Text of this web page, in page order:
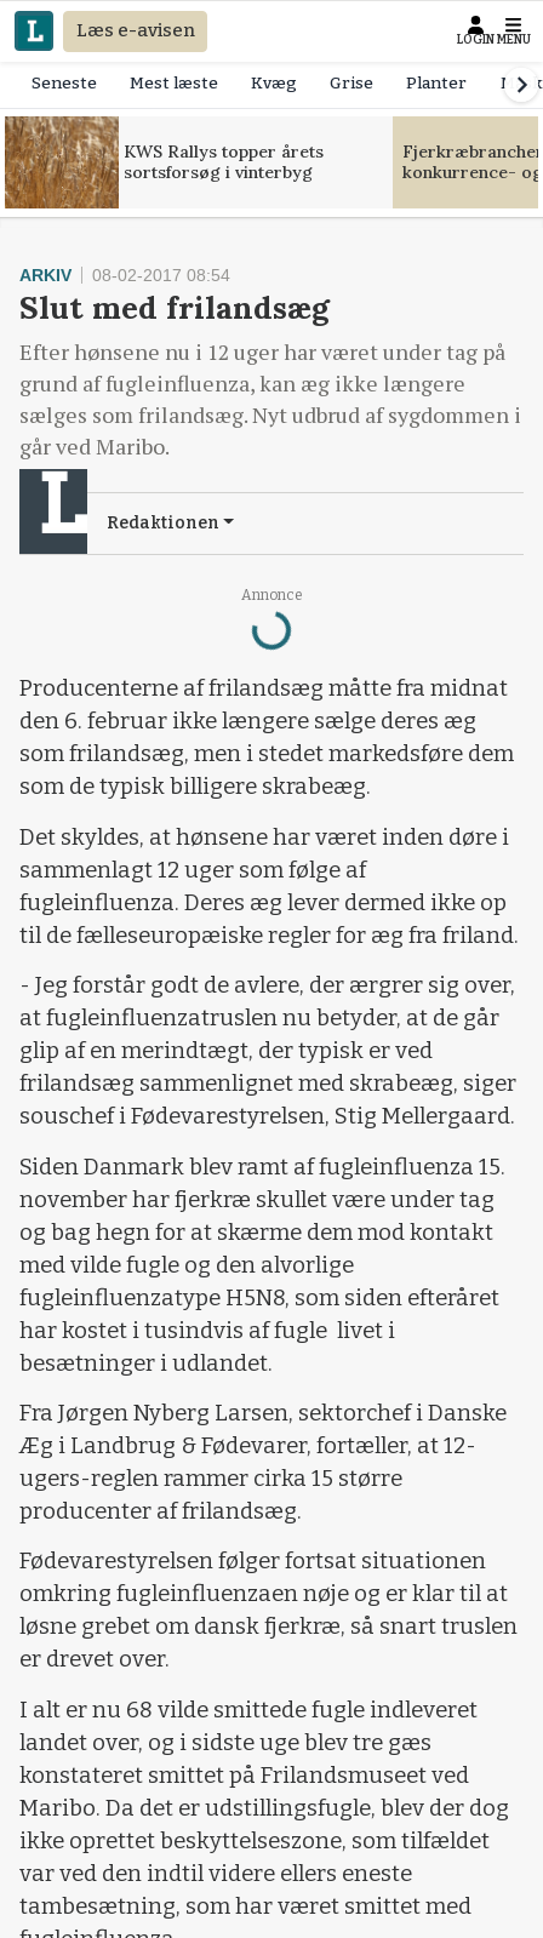
Læs e-avisen LOGIN MENU
Seneste Mest læste Kvæg Grise Planter
KWS Rallys topper årets
sortsforsøg i vinterbyg
konkurrence-
Annonce
Loading...
ARKIV 08-02-2017 08:54
Slut med frilandsæg
Efter hønsene nu i 12 uger har været under tag på
grund af fugleinfluenza, kan æg ikke længere
sælges som frilandsæg. Nyt udbrud af sygdommen i
går ved Maribo.
Redaktionen
Producenterne af frilandsæg måtte fra midnat
den 6. februar ikke længere sælge deres æg
som frilandsæg, men i stedet markedsføre dem
som de typisk billigere skrabeæg.
Det skyldes, at hønsene har været inden døre i
sammenlagt 12 uger som følge af
fugleinfluenza. Deres æg lever dermed ikke op
til de fælleseuropæiske regler for æg fra friland.
- Jeg forstår godt de avlere, der ærgrer sig over,
at fugleinfluenzatruslen nu betyder, at de går
glip af en merindtægt, der typisk er ved
frilandsæg sammenlignet med skrabeæg, siger
souschef i Fødevarestyrelsen, Stig Mellergaard.
Siden Danmark blev ramt af fugleinfluenza 15.
november har fjerkræ skullet være under tag
og bag hegn for at skærme dem mod kontakt
med vilde fugle og den alvorlige
fugleinfluenzatype H5N8, som siden efteråret
har kostet i tusindvis af fugle livet i
besætninger i udlandet.
Fra Jørgen Nyberg Larsen, sektorchef i Danske
Æg i Landbrug & Fødevarer, fortæller, at 12-
ugers-reglen rammer cirka 15 større
producenter af frilandsæg.
Fødevarestyrelsen følger fortsat situationen
omkring fugleinfluenzaen nøje og er klar til at
løsne grebet om dansk fjerkræ, så snart truslen
er drevet over.
I alt er nu 68 vilde smittede fugle indleveret
landet over, og i sidste uge blev tre gæs
konstateret smittet på Frilandsmuseet ved
Maribo. Da det er udstillingsfugle, blev der dog
ikke oprettet beskyttelseszone, som tilfældet
var ved den indtil videre ellers eneste
tambesætning, som har været smittet med